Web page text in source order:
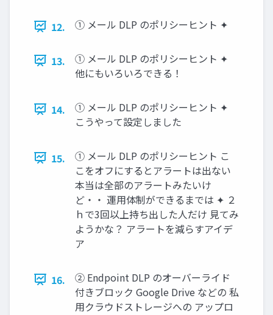
12. ① メール DLP のポリシーヒント ✦
13.
① メール DLP のポリシーヒント ✦
他にもいろいろできる！
14.
① メール DLP のポリシーヒント ✦
こうやって設定しました
15.
① メール DLP のポリシーヒント こ
こをオフにするとアラートは出ない
本当は全部のアラートみたいけ
ど・・ 運用体制ができるまでは ✦ ２
ｈで3回以上持ち出した人だけ 見てみ
ようかな？ アラートを減らすアイデ
ア
16.
② Endpoint DLP のオーバーライド
付きブロック Google Drive などの 私
用クラウドストレージへの アップロ